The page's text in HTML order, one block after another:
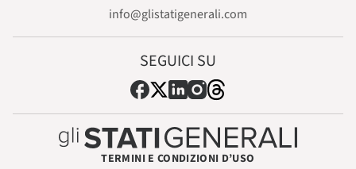
info@glistatigenerali.com
SEGUICI SU
TERMINI E CONDIZIONI D’USO